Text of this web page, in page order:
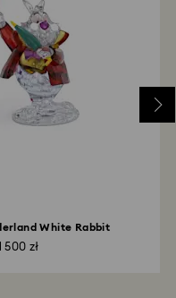
White Rabbit
1 500 zł